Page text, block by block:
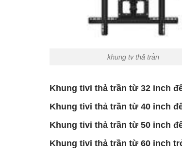
khung tv thả trần
Khung tivi thả trần từ 32 inch
Khung tivi thả trần từ 40 inch
Khung tivi thả trần từ 50 inch
Khung tivi thả trần từ 60 inch